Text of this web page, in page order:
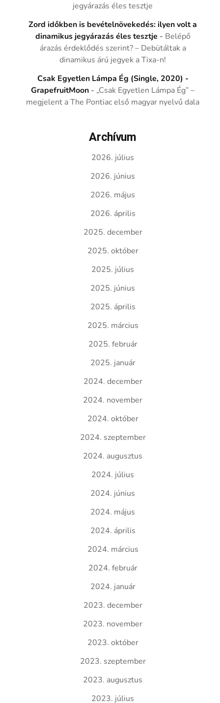
jegyárazás éles tesztje
Zord időkben is bevételnövekedés: ilyen volt a
dinamikus jegyárazás éles tesztje - Belépő
árazás érdeklődés szerint? – Debütáltak a
dinamikus árú jegyek a Tixa-n!
Csak Egyetlen Lámpa Ég (Single, 2020) -
GrapefruitMoon - „Csak Egyetlen Lámpa Ég” –
megjelent a The Pontiac első magyar nyelvű dala
Archívum
2026. július
2026. június
2026. május
2026. április
2025. december
2025. október
2025. július
2025. június
2025. április
2025. március
2025. február
2025. január
2024. december
2024. november
2024. október
2024. szeptember
2024. augusztus
2024. július
2024. június
2024. május
2024. április
2024. március
2024. február
2024. január
2023. december
2023. november
2023. október
2023. szeptember
2023. augusztus
2023. július